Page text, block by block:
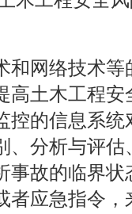
网络技术等
高土木工程
控的信息系
、分析与评
事故的临界
者应急指令